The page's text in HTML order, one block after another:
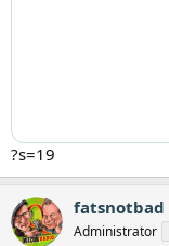
?s=19
fatsnotbad
Administrator